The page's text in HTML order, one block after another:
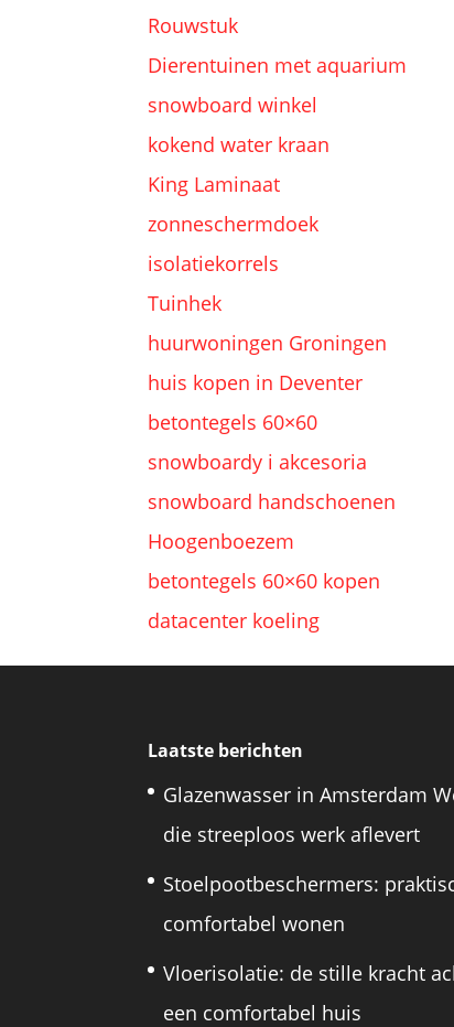
Rouwstuk
Dierentuinen met aquarium
snowboard winkel
kokend water kraan
King Laminaat
zonneschermdoek
isolatiekorrels
Tuinhek
huurwoningen Groningen
huis kopen in Deventer
betontegels 60×60
snowboardy i akcesoria
snowboard handschoenen
Hoogenboezem
betontegels 60×60 kopen
datacenter koeling
Laatste berichten
Glazenwasser in Amsterdam
die streeploos werk aflevert
Stoelpootbeschermers:
comfortabel wonen
Vloerisolatie: de stille kracht
een comfortabel huis